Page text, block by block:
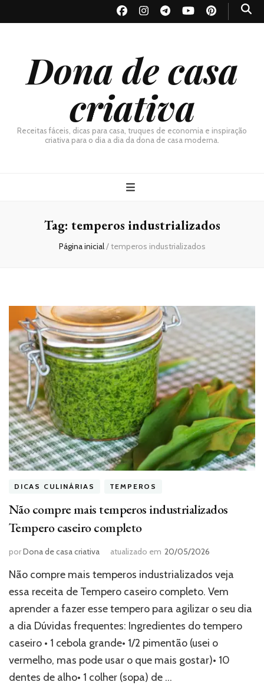
Dona de casa
criativa
Receitas fáceis, dicas para casa, truques de economia e inspiração
criativa para o dia a dia da dona de casa moderna.
Tag: temperos industrializados
Página inicial/temperos industrializados
DICAS CULINÁRIAS TEMPEROS
Não compre mais temperos industrializados
Tempero caseiro completo
porDona de casa criativa atualizado em 20/05/2026
Não compre mais temperos industrializados veja
essa receita de Tempero caseiro completo. Vem
aprender a fazer esse tempero para agilizar o seu dia
a dia Dúvidas frequentes: Ingredientes do tempero
caseiro • 1 cebola grande• 1/2 pimentão (usei o
vermelho, mas pode usar o que mais gostar)• 10
dentes de alho• 1 colher (sopa) de …